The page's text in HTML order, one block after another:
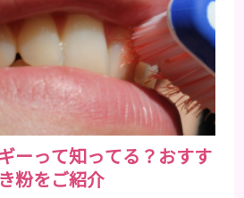
ーって知ってる？おすす
粉をご紹介